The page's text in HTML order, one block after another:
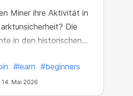
Miner ihre Aktivität in
Die
in den historischen
#learn #beginners
14. Mai 2026